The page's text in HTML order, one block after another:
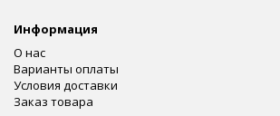
Информация
О нас
Варианты оплаты
Условия доставки
Заказ товара